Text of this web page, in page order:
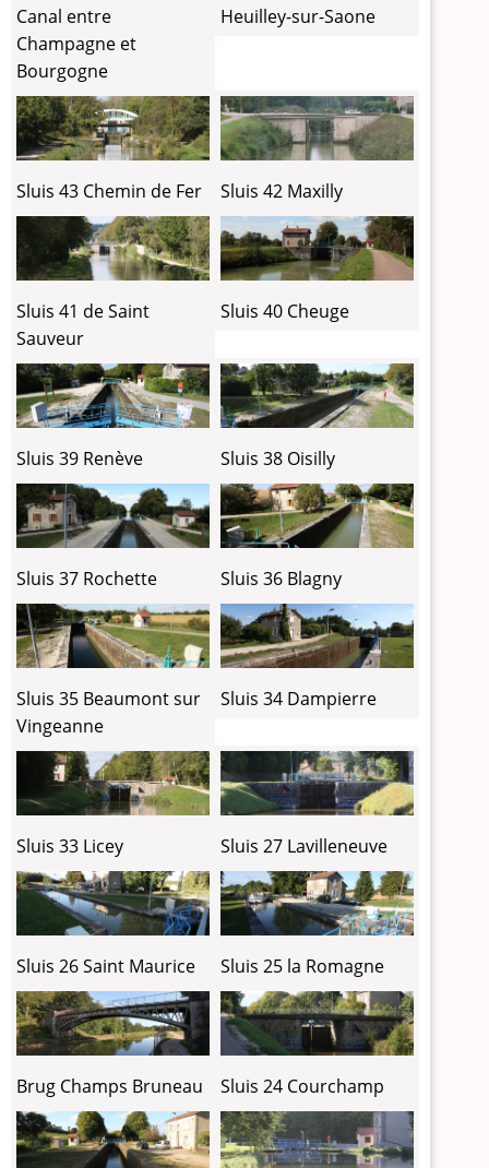
Canal entre
Champagne et
Bourgogne
Heuilley-sur-Saone
Sluis 43 Chemin de Fer Sluis 42 Maxilly
Sluis 41 de Saint
Sauveur
Sluis 40 Cheuge
Sluis 39 Renève Sluis 38 Oisilly
Sluis 37 Rochette Sluis 36 Blagny
Sluis 35 Beaumont sur
Vingeanne
Sluis 34 Dampierre
Sluis 33 Licey Sluis 27 Lavilleneuve
Sluis 26 Saint Maurice Sluis 25 la Romagne
Brug Champs Bruneau Sluis 24 Courchamp